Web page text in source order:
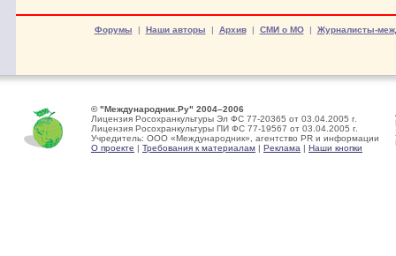
Форумы | Наши авторы | Архив| СМИ о МО| Журналисты-
© "Международник.Ру" 2004–2006
Лицензия Росохранкультуры Эл ФС 77-20365 от 03.04.2005 г.
Лицензия Росохранкультуры ПИ ФС 77-19567 от 03.04.2005 г.
Учредитель: ООО «Международник», агентство PR и информации
О проекте | Требования к материалам | Реклама | Наши кнопки